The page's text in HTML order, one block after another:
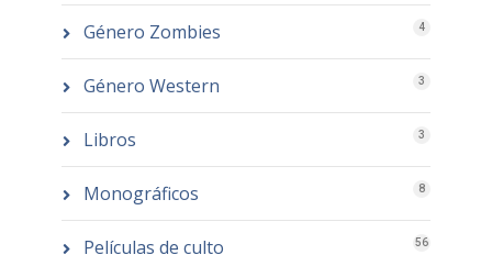
Género Zombies 4
Género Western 3
Libros 3
Monográficos 8
Películas de culto 56